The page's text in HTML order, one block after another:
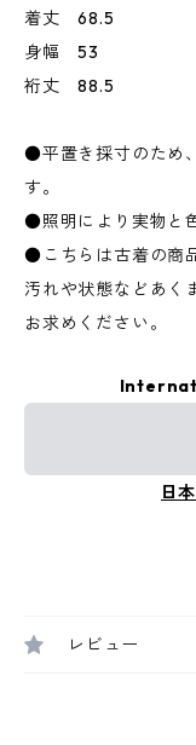
着丈 68.5
身幅 53
裄丈 88.5
●平置き採寸のため
す。
●照明により実物と
●こちらは古着の商
汚れや状態などあく
お求めください。
日
レビュー